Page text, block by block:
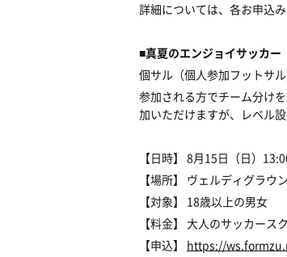
詳細については、各お申込
■真夏のエンジョイサッカー
個サル（個人参加フットサ
参加される方でチーム分け
加いただけますが、レベル
【日時】 8月15日（日）
【場所】 ヴェルディグラウ
【対象】 18歳以上の男女
【料金】 大人のサッカース
【申込】 https://